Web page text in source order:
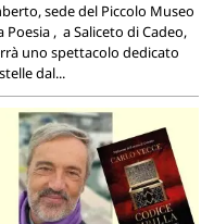
sede del Piccolo Museo
Poesia , a Saliceto di Cadeo,
uno spettacolo dedicato
dal...